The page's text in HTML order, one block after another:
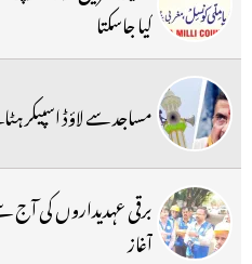
کیا جاسکتا
مساجد سے لاؤڈ اسپیکر
برقی عہدیداروں کی آج
آغاز